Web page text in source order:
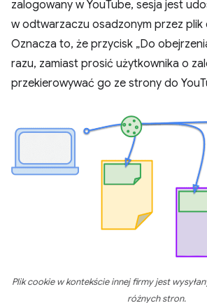
zalogowany w YouTube, sesja jest
w odtwarzaczu osadzonym przez plik
Oznacza to, że przycisk „Do
razu, zamiast prosić użytkownika o
przekierowywać go ze strony do
Plik cookie w kontekście innej firmy jest
różnych stron.